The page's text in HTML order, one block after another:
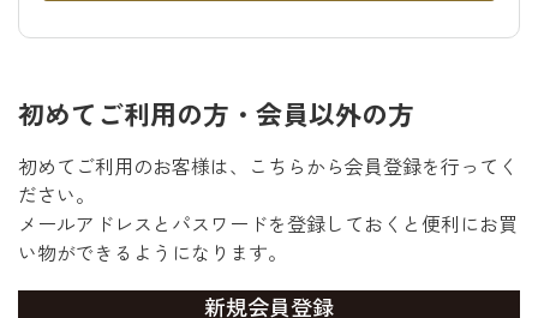
初めてご利用の方・会員以外の方
初めてご利用のお客様は、こちらから会員登録を行ってく
ださい。
メールアドレスとパスワードを登録しておくと便利にお買
い物ができるようになります。